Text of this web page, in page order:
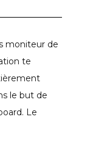
moniteur de
te
le but de
Le